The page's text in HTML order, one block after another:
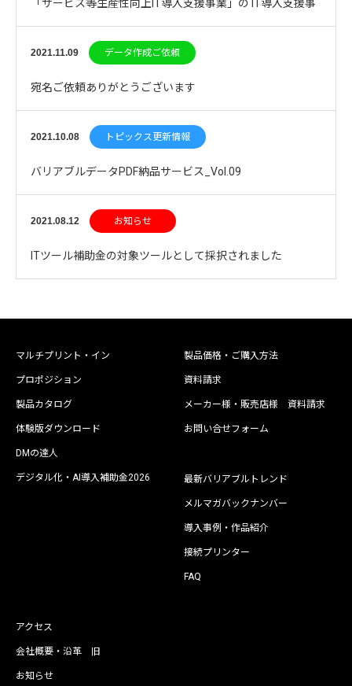
「サービス等生産性向上IT導入支援事業」の IT導入支援事
業者に採択されました。
2021.11.09 データ作成ご依頼
宛名ご依頼ありがとうございます
2021.10.08 トピックス更新情報
バリアブルデータPDF納品サービス_Vol.09
2021.08.12 お知らせ
ITツール補助金の対象ツールとして採択されました
マルチプリント・イン
プロポジション
製品カタログ
体験版ダウンロード
DMの達人
デジタル化・AI導入補助金2026
製品価格・ご購入方法
資料請求
メーカー様・販売店様 資料請求
お問い合せフォーム
最新バリアブルトレンド
メルマガバックナンバー
導入事例・作品紹介
接続プリンター
FAQ
アクセス
会社概要・沿革 旧
お知らせ